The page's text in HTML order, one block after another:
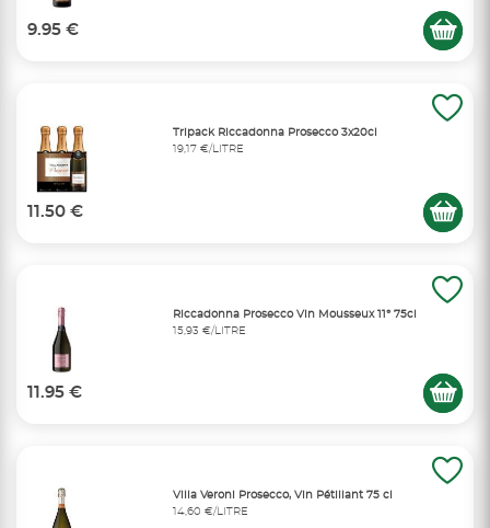
9.95 €
Tripack Riccadonna Prosecco 3x20cl
19,17 €/LITRE
11.50 €
Riccadonna Prosecco Vin Mousseux 11° 75cl
15,93 €/LITRE
11.95 €
Villa Veroni Prosecco, Vin Pétillant 75 cl
14,60 €/LITRE